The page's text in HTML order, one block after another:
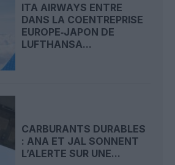
ITA AIRWAYS ENTRE
DANS LA COENTREPRISE
EUROPE‑JAPON DE
LUFTHANSA...
CARBURANTS DURABLES
: ANA ET JAL SONNENT
L’ALERTE SUR UNE...